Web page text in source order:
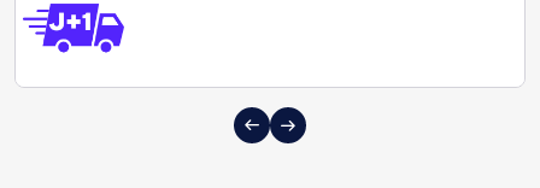
Previous
Next